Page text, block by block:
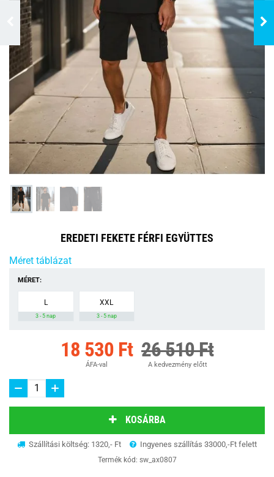
EREDETI FEKETE FÉRFI EGYÜTTES
Méret táblázat
MÉRET:
L
3 - 5 nap
XXL
3 - 5 nap
18 530 Ft
ÁFA-val
26 510 Ft
A kedvezmény előtt
KOSÁRBA
Szállítási költség: 1320,- Ft Ingyenes szállítás 33000,-Ft felett
Termék kód: sw_ax0807